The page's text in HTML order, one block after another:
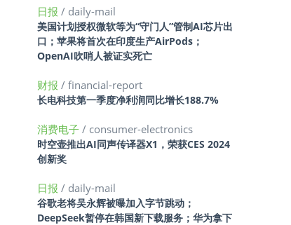
日报 / daily-mail
美国计划授权微软等为“守门人”管制AI芯片出
口；苹果将首次在印度生产AirPods；
OpenAI吹哨人被证实死亡
财报 / financial-report
长电科技第一季度净利润同比增长188.7%
消费电子 / consumer-electronics
时空壶推出AI同声传译器X1，荣获CES 2024
创新奖
日报 / daily-mail
谷歌老将吴永辉被曝加入字节跳动；
DeepSeek暂停在韩国新下载服务；华为拿下